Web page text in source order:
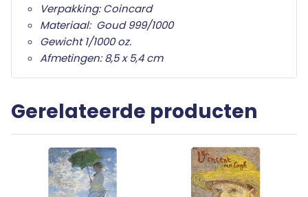
en een symbool van de Nederlandse schilderkunst.
Deze exclusieve coincard brengt het historische
motief in een compacte en elegante vorm tot
leven.
Verpakking: Coincard
Materiaal: Goud 999/1000
Gewicht 1/1000 oz.
Afmetingen: 8,5 x 5,4 cm
Gerelateerde producten